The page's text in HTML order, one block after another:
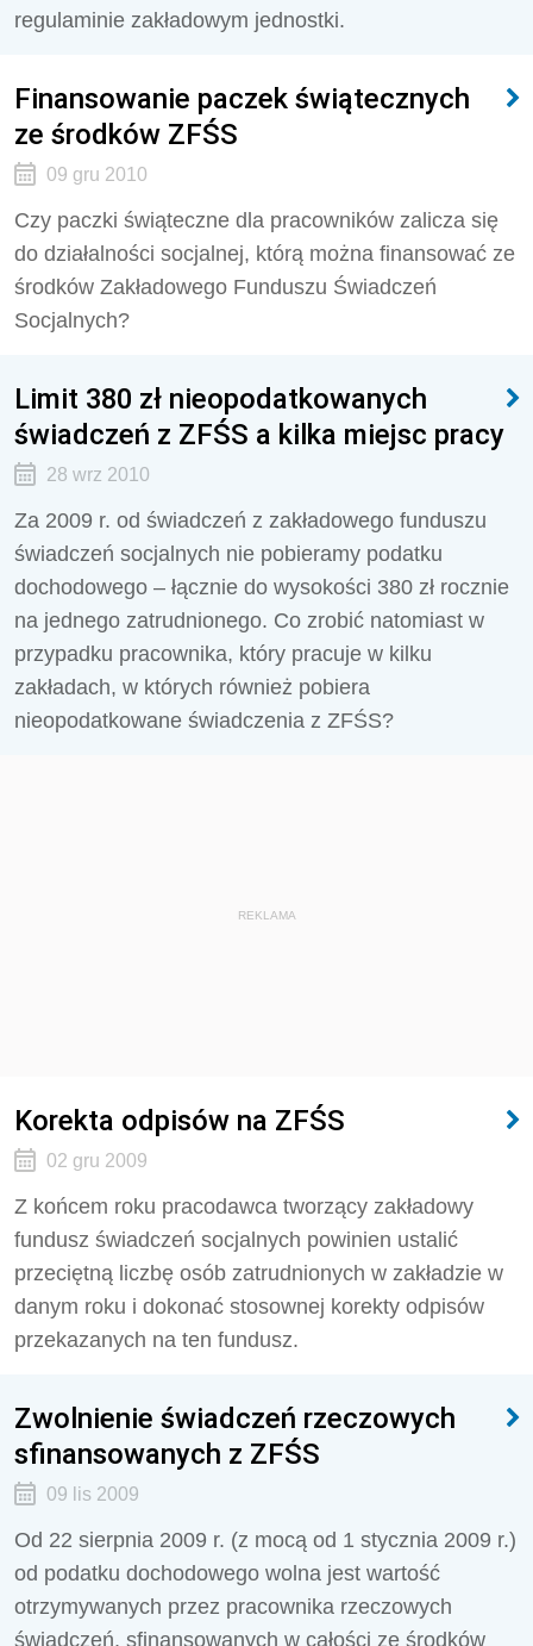
regulaminie zakładowym jednostki.
Finansowanie paczek świątecznych
ze środków ZFŚS
09 gru 2010
Czy paczki świąteczne dla pracowników zalicza się
do działalności socjalnej, którą można finansować ze
środków Zakładowego Funduszu Świadczeń
Socjalnych?
Limit 380 zł nieopodatkowanych
świadczeń z ZFŚS a kilka miejsc pracy
28 wrz 2010
Za 2009 r. od świadczeń z zakładowego funduszu
świadczeń socjalnych nie pobieramy podatku
dochodowego – łącznie do wysokości 380 zł rocznie
na jednego zatrudnionego. Co zrobić natomiast w
przypadku pracownika, który pracuje w kilku
zakładach, w których również pobiera
nieopodatkowane świadczenia z ZFŚS?
REKLAMA
Korekta odpisów na ZFŚS
02 gru 2009
Z końcem roku pracodawca tworzący zakładowy
fundusz świadczeń socjalnych powinien ustalić
przeciętną liczbę osób zatrudnionych w zakładzie w
danym roku i dokonać stosownej korekty odpisów
przekazanych na ten fundusz.
Zwolnienie świadczeń rzeczowych
sfinansowanych z ZFŚS
09 lis 2009
Od 22 sierpnia 2009 r. (z mocą od 1 stycznia 2009 r.)
od podatku dochodowego wolna jest wartość
otrzymywanych przez pracownika rzeczowych
świadczeń, sfinansowanych w całości ze środków